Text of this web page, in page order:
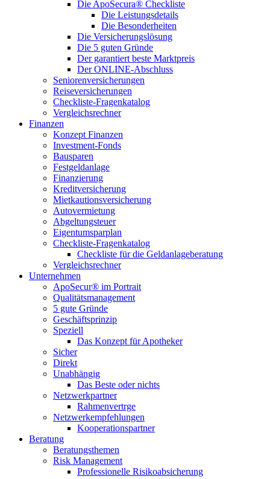
Die ApoSecura® Checkliste
Die Leistungsdetails
Die Besonderheiten
Die Versicherungslösung
Die 5 guten Gründe
Der garantiert beste Marktpreis
Der ONLINE-Abschluss
Seniorenversicherungen
Reiseversicherungen
Checkliste-Fragenkatalog
Vergleichsrechner
Finanzen
Konzept Finanzen
Investment-Fonds
Bausparen
Festgeldanlage
Finanzierung
Kreditversicherung
Mietkautionsversicherung
Autovermietung
Abgeltungsteuer
Eigentumsparplan
Checkliste-Fragenkatalog
Checkliste für die Geldanlageberatung
Vergleichsrechner
Unternehmen
ApoSecur® im Portrait
Qualitätsmanagement
5 gute Gründe
Geschäftsprinzip
Speziell
Das Konzept für Apotheker
Sicher
Direkt
Unabhängig
Das Beste oder nichts
Netzwerkpartner
Rahmenvertrge
Netzwerkempfehlungen
Kooperationspartner
Beratung
Beratungsthemen
Risk Management
Professionelle Risikoabsicherung